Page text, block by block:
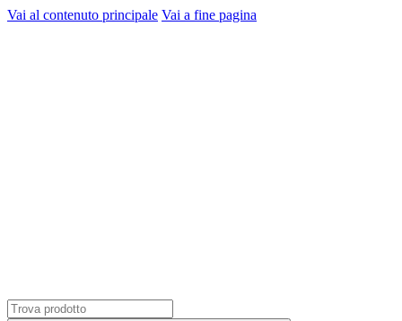
Vai al contenuto principale Vai a fine pagina